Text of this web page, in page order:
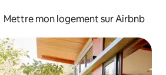
Mettre mon logement sur Airbnb